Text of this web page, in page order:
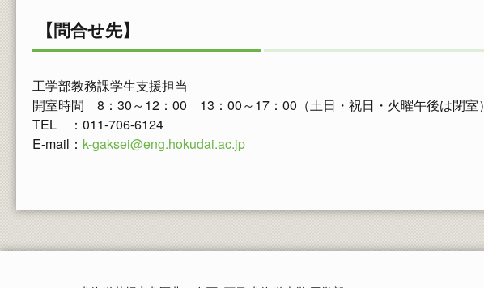
【問合せ先】
工学部教務課学生支援担当
開室時間 8：30～12：00 13：00～17：00（土日・祝日・火曜午後は閉室）
TEL ：011-706-6124
E-mail： k-gaksei@eng.hokudai.ac.jp